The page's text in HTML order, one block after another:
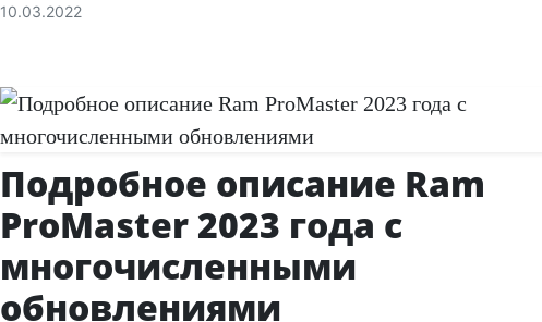
10.03.2022
Подробное описание Ram
ProMaster 2023 года с
многочисленными
обновлениями